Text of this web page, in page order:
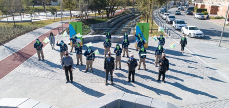
en
El
Capitán
con
NOM